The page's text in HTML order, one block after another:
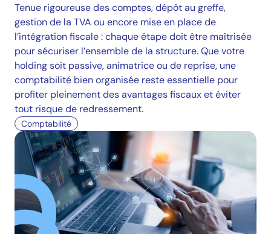
Tenue rigoureuse des comptes, dépôt au greffe,
gestion de la TVA ou encore mise en place de
l’intégration fiscale : chaque étape doit être maîtrisée
pour sécuriser l’ensemble de la structure. Que votre
holding soit passive, animatrice ou de reprise, une
comptabilité bien organisée reste essentielle pour
profiter pleinement des avantages fiscaux et éviter
tout risque de redressement.
Comptabilité